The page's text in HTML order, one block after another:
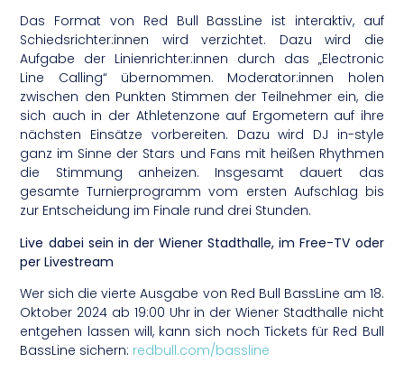
Das Format von Red Bull BassLine ist interaktiv, auf
Schiedsrichter:innen wird verzichtet. Dazu wird die
Aufgabe der Linienrichter:innen durch das „Electronic
Line Calling“ übernommen. Moderator:innen holen
zwischen den Punkten Stimmen der Teilnehmer ein, die
sich auch in der Athletenzone auf Ergometern auf ihre
nächsten Einsätze vorbereiten. Dazu wird DJ in-style
ganz im Sinne der Stars und Fans mit heißen Rhythmen
die Stimmung anheizen. Insgesamt dauert das
gesamte Turnierprogramm vom ersten Aufschlag bis
zur Entscheidung im Finale rund drei Stunden.
Live dabei sein in der Wiener Stadthalle, im Free-TV oder
per Livestream
Wer sich die vierte Ausgabe von Red Bull BassLine am 18.
Oktober 2024 ab 19:00 Uhr in der Wiener Stadthalle nicht
entgehen lassen will, kann sich noch Tickets für Red Bull
BassLine sichern: redbull.com/bassline